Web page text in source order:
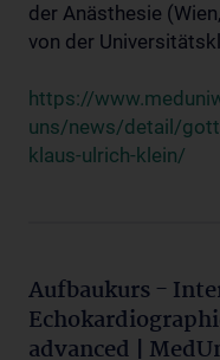
der Anästhesie
von der
https://
uns/news/detail/
klaus-ulrich-klein/
Aufbaukurs -
advanced |